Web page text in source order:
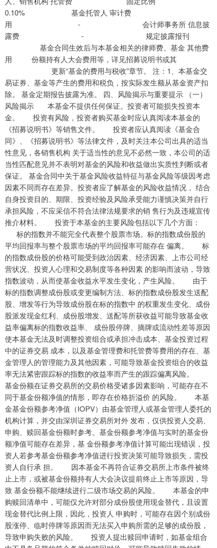
0.10% 基金托管人 审计费
用 - 会计师事务所 信息披
露费 - 规定披露报刊
基金合同生效后与本基金相关的律师费、基金 其他费
用 份额持有人大会费用等，详见招募说明书或其
更新“基金的费用与税收”章节。 注：1、本基金交
易证券、基金等产生的费用和税负，按实际发生额从基金资产扣
除。 基金定期报告披露为准。 四、风险揭示与重要提示 （一）
风险揭示 本基金不提供任何保证。投资者可能损失投资本
金。 投资有风险，投资者购买基金时应认真阅读本基金的
《招募说明书》等销售文件。 投资者应认真阅读《基金合
同》、《招募说明书》等法律文件，及时关注本公司出具的适当
性意见，各销售机构 关于适当性的意见不必然一致，本公司的适
当性匹配意见并不表明对基金的风险和收益做出实质性判断或者
保证。 基金合同中关于基金风险收益特征与基金风险等级因考虑
因素不同而存在差异。投资者应了解基金的风险收益情况， 结合
自身投资目的、期限、投资经验及风险承受能力谨慎决策并自行
承担风险，不应采信不符合法律法规要求的销 售行为及违规宣传
推介材料。 投资于本基金的主要风险包括以下几个方面：
标的指数并不能完全代表整个股票市场。标的指数成份股的
平均回报率与整个股票市场的平均回报率可能存在 偏离。 标
的指数成份股的价格可能受到政治因素、经济因素、上市公司经
营状况、投资人心理和交易制度等各种因素 的影响而波动，导致
指数波动，从而使基金收益水平发生变化，产生风险。 由于
标的指数调整成份股或变更编制方法、标的指数成份股发生送配
股、增发等行为导致成份股在标的指数中 的权重发生变化、成份
股派发现金红利、成份股增发、送配等所获收益可能导致基金收
益率偏离标的指数收益率、 成份股停牌、摘牌或流动性差等原因
使本基金无法及时调整投资组合或承担冲击成本、基金投资过程
中的证券交易 成本，以及基金管理费和托管费等费用的存在、基
金管理人的管理能力及其他因素，可能导致基金投资组合的收益
率无法紧密跟踪标的指数的收益率而产生的跟踪偏离风险。
基金份额在证券交易所的交易价格受诸多因素影响，可能存在不
同于基金份额净值的情形，即存在价格折溢价 的风险。 本基
金基金份额参考净值（IOPV）由基金管理人或基金管理人委托的
机构计算，并交由深圳证券交易所对外 发布，仅供投资人交易、
申购、赎回基金份额时参考。基金份额参考净值与实时的基金份
额净值可能存在差异，基 金份额参考净值计算可能出现错误，投
资人若参考基金份额参考净值进行投资决策可能导致损失，需投
资人自行承 担。 因本基金不再符合证券交易所上市条件被终
止上市，或被基金份额持有人大会决议提前终止上市等原因，导
致 基金份额不能继续进行二级市场交易的风险。 本基金的申
购赎回清单中，可能仅允许对部分成份股使用现金替代，且设置
现金替代比例上限，因此，投资人 申购时，可能存在因个别成份
股涨停、临时停牌等原因而无法买入申购所需的足够的成份股，
导致申购失败的风险。 投资人提出赎回申请时，如基金组合